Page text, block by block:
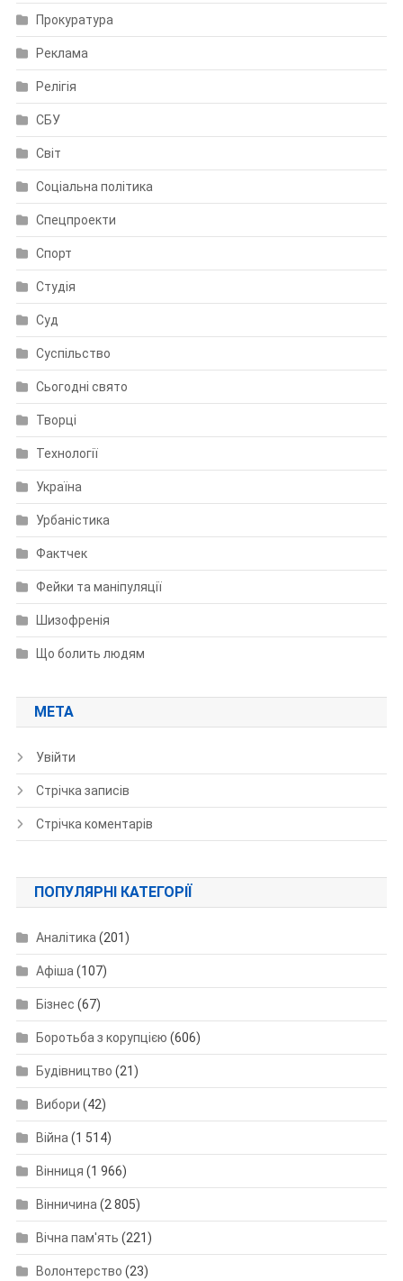
Прокуратура
Реклама
Релігія
СБУ
Світ
Соціальна політика
Спецпроекти
Спорт
Студія
Суд
Суспільство
Сьогодні свято
Творці
Технології
Україна
Урбаністика
Фактчек
Фейки та маніпуляції
Шизофренія
Що болить людям
МЕТА
Увійти
Стрічка записів
Стрічка коментарів
ПОПУЛЯРНІ КАТЕГОРІЇ
Аналітика(201)
Афіша(107)
Бізнес (67)
Боротьба з корупцією (606)
Будівництво (21)
Вибори (42)
Війна(1 514)
Вінниця (1 966)
Вінничина(2 805)
Вічна пам'ять (221)
Волонтерство (23)